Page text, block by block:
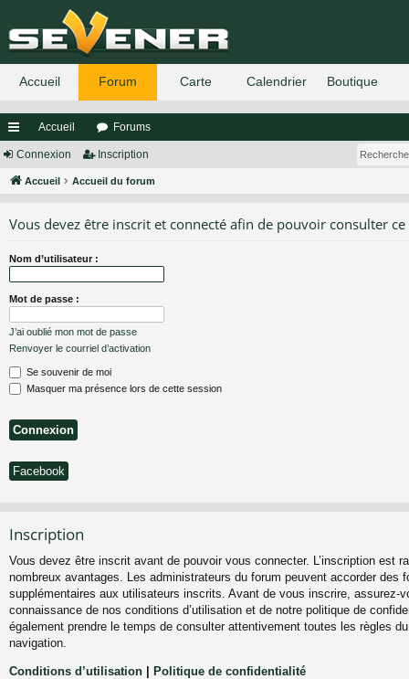
ac
co
s
Accueil Forums
Connexion Inscription
Accueil Accueil du forum
Vous devez être inscrit et connecté afin de pouvoir consulter
Nom d’utilisateur :
Mot de passe :
J’ai oublié mon mot de passe
Renvoyer le courriel d’activation
Se souvenir de moi
Masquer ma présence lors de cette session
Facebook
Inscription
Vous devez être inscrit avant de pouvoir vous connecter. L’inscription est
nombreux avantages. Les administrateurs du forum peuvent accorder des
supplémentaires aux utilisateurs inscrits. Avant de vous inscrire, assurez-
connaissance de nos conditions d’utilisation et de notre politique de
également prendre le temps de consulter attentivement toutes les règles
navigation.
Conditions d’utilisation | Politique de confidentialité